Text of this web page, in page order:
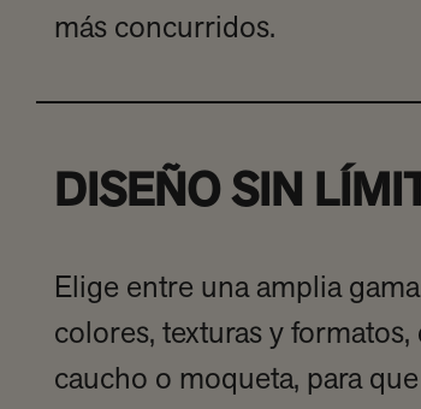
más concurridos.
DISEÑO SIN
Elige entre una amplia
colores, texturas y formatos,
caucho o moqueta, para